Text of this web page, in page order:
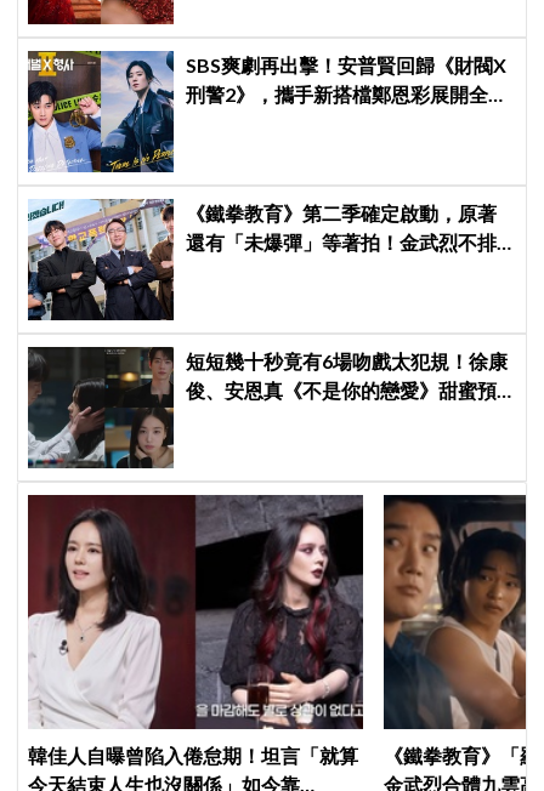
SBS爽劇再出擊！安普賢回歸《財閥X
刑警2》，攜手新搭檔鄭恩彩展開全新
《鐵拳教育》第二季確定啟動，原著
還有「未爆彈」等著拍！金武烈不排
短短幾十秒竟有6場吻戲太犯規！徐康
俊、安恩真《不是你的戀愛》甜蜜預
韓佳人自曝曾陷入倦怠期！坦言「就算
今天結束人生也沒關係」如今靠
《鐵拳教育》「
金武烈合體九雲